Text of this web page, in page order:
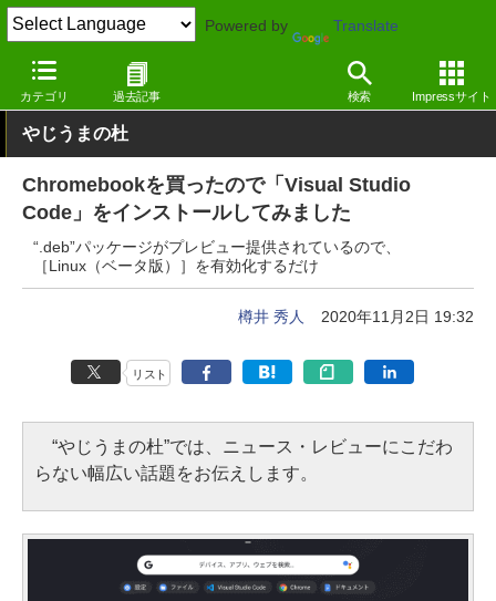
Powered by Translate
カテゴリ 過去記事 検索 Impressサイト
窓の杜 プログラミング Linux
やじうまの杜
Chromebookを買ったので「Visual Studio
Code」をインストールしてみました
“.deb”パッケージがプレビュー提供されているので、
［Linux（ベータ版）］を有効化するだけ
樽井 秀人 2020年11月2日 19:32
リスト
“やじうまの杜”では、ニュース・レビューにこだわ
らない幅広い話題をお伝えします。